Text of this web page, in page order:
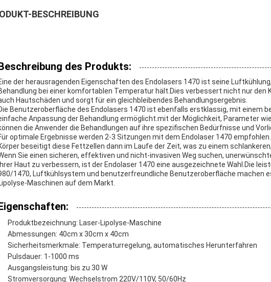
BESCHREIBUNG
des Produkts:
der herausragenden Eigenschaften des Endolasers 1470 ist seine
bei einer komfortablen Temperatur hält.Dies verbessert nicht nur
Hautschäden und sorgt für ein gleichbleibendes Behandlungsergebnis.
Benutzeroberfläche des Endolasers 1470 ist ebenfalls erstklassig, mit einem
Anpassung der Behandlung ermöglicht.mit der Möglichkeit, Parameter
die Anwender die Behandlungen auf ihre spezifischen Bedürfnisse und
optimale Ergebnisse werden 2-3 Sitzungen mit dem Endolaser 1470
beseitigt diese Fettzellen dann im Laufe der Zeit, was zu einem
Sie einen sicheren, effektiven und nicht-invasiven Weg suchen,
Haut zu verbessern, ist der Endolaser 1470 eine ausgezeichnete Wahl.Die
1470, Luftkühlsystem und benutzerfreundliche Benutzeroberfläche machen
Maschinen auf dem Markt.
Produktbezeichnung: Laser-Lipolyse-Maschine
Abmessungen: 40cm x 30cm x 40cm
Sicherheitsmerkmale: Temperaturregelung, automatisches Herunterfahren
Pulsdauer: 1-1000 ms
Ausgangsleistung: bis zu 30 W
Stromversorgung: Wechselstrom 220V/110V, 50/60Hz